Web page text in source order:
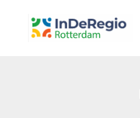
inderegiorotterdam.nl